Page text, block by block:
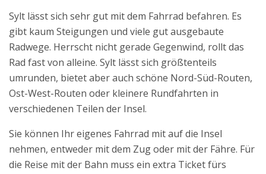
Sylt lässt sich sehr gut mit dem Fahrrad befahren. Es
gibt kaum Steigungen und viele gut ausgebaute
Radwege. Herrscht nicht gerade Gegenwind, rollt das
Rad fast von alleine. Sylt lässt sich größtenteils
umrunden, bietet aber auch schöne Nord-Süd-Routen,
Ost-West-Routen oder kleinere Rundfahrten in
verschiedenen Teilen der Insel.
Sie können Ihr eigenes Fahrrad mit auf die Insel
nehmen, entweder mit dem Zug oder mit der Fähre. Für
die Reise mit der Bahn muss ein extra Ticket fürs